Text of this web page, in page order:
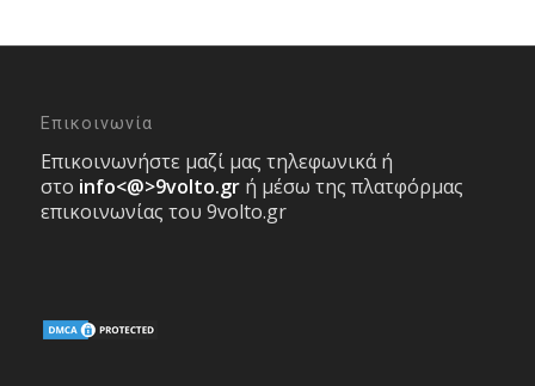
Επικοινωνία
Επικοινωνήστε μαζί μας τηλεφωνικά ή
στο info<@>9volto.gr ή μέσω της πλατφόρμας
επικοινωνίας του 9volto.gr